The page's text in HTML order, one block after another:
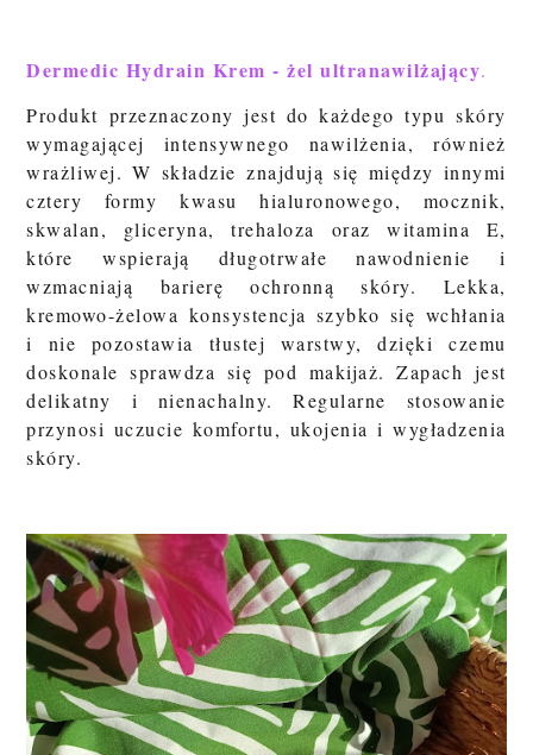
Dermedic Hydrain Krem - żel ultranawilżający.
Produkt przeznaczony jest do każdego typu skóry
wymagającej intensywnego nawilżenia, również
wrażliwej. W składzie znajdują się między innymi
cztery formy kwasu hialuronowego, mocznik,
skwalan, gliceryna, trehaloza oraz witamina E,
które wspierają długotrwałe nawodnienie i
wzmacniają barierę ochronną skóry. Lekka,
kremowo-żelowa konsystencja szybko się wchłania
i nie pozostawia tłustej warstwy, dzięki czemu
doskonale sprawdza się pod makijaż. Zapach jest
delikatny i nienachalny. Regularne stosowanie
przynosi uczucie komfortu, ukojenia i wygładzenia
skóry.